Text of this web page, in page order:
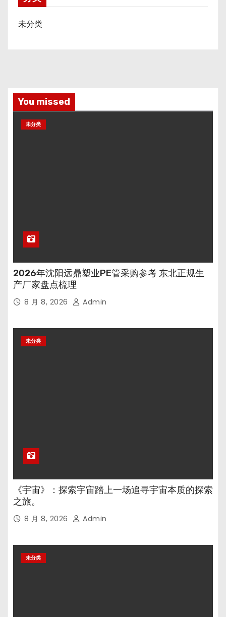
未分类
You missed
未分类
2026年沈阳远鼎塑业PE管采购参考 东北正规生
产厂家盘点梳理
8 月 8, 2026 Admin
未分类
《宇宙》：探索宇宙踏上一场追寻宇宙本质的探索
之旅。
8 月 8, 2026 Admin
未分类